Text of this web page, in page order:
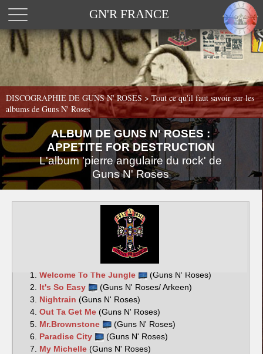
GN'R FRANCE
DISCOGRAPHIE DE GUNS N' ROSES >Tout ce qu'il faut savoir sur les
albums de Guns N' Roses
ALBUM DE GUNS N' ROSES :
APPETITE FOR DESTRUCTION
L'album 'pierre angulaire du rock' de
Guns N' Roses
Welcome To The Jungle
(Guns N' Roses)
It's So Easy
(Guns N' Roses/ Arkeen)
Nightrain(Guns N' Roses)
Out Ta Get Me(Guns N' Roses)
Mr.Brownstone
(Guns N' Roses)
Paradise City
(Guns N' Roses)
My Michelle(Guns N' Roses)